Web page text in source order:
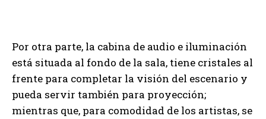
Por otra parte, la cabina de audio e iluminación
está situada al fondo de la sala, tiene cristales al
frente para completar la visión del escenario y
pueda servir también para proyección;
mientras que, para comodidad de los artistas, se